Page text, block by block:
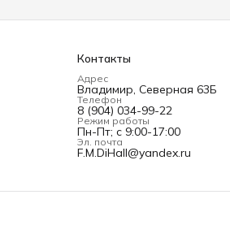
Контакты
Адрес
Владимир, Северная 63Б
Телефон
8 (904) 034-99-22
Режим работы
Пн-Пт; с 9:00-17:00
Эл. почта
F.M.DiHall@yandex.ru